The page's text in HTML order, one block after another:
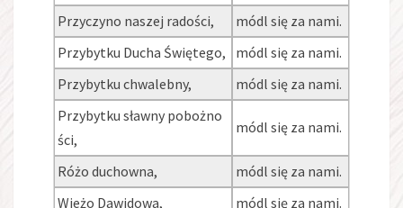
Przyczyno naszej radości,
módl się za nami.
Przybytku Ducha Świętego,
módl się za nami.
Przybytku chwalebny,
módl się za nami.
Przybytku sławny pobożno
ści,
módl się za nami.
Różo duchowna,
módl się za nami.
Wieżo Dawidowa,
módl się za nami.